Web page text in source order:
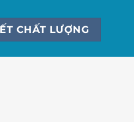
CHẤT LƯỢNG